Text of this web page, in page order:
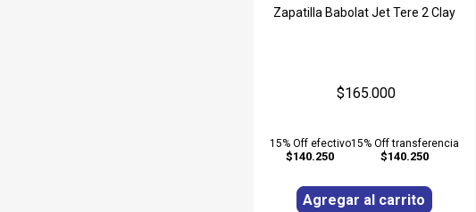
Zapatilla Babolat Jet Tere 2 Clay
$165.000
15% Off efectivo
$140.250
15% Off transferencia
$140.250
Agregar al carrito